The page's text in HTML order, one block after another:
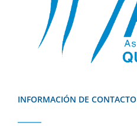
INFORMACIÓN DE CONTACTO